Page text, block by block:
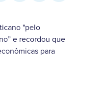
"pelo
e recordou que
para